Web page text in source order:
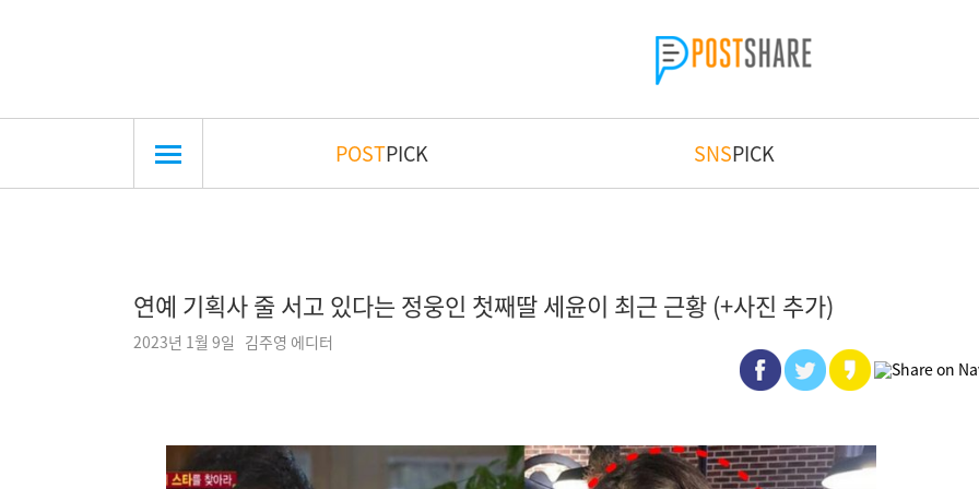
POSTPICK SNSPICK
연예 기획사 줄 서고 있다는 정웅인 첫째딸 세윤이 최근 근황 (+사진 추가)
2023년 1월 9일 김주영 에디터